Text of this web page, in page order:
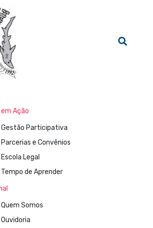
Ação
Gestão Participativa
Parcerias e Convênios
Escola Legal
Tempo de Aprender
Quem Somos
Ouvidoria